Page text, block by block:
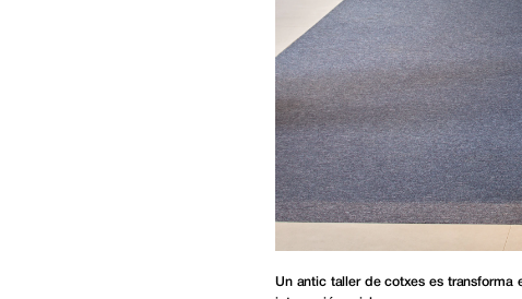
Un antic taller de cotxes es transforma